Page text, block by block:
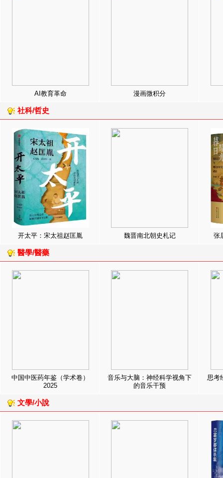
AI教育革命 漫画微积分
社科/哲史
开太平：宋太祖赵匡胤 魏晋南北朝史札记 张
醫學/醫藥
中国中医药年鉴（学术卷）
2025
音乐与大脑：神经科学视角下
的音乐干预
思考
文學/小說